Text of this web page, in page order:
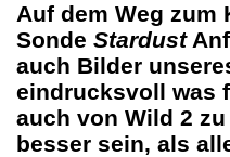
Auf dem Weg zum
Sonde Stardust
auch Bilder
eindrucksvoll was
auch von Wild 2
besser sein, als